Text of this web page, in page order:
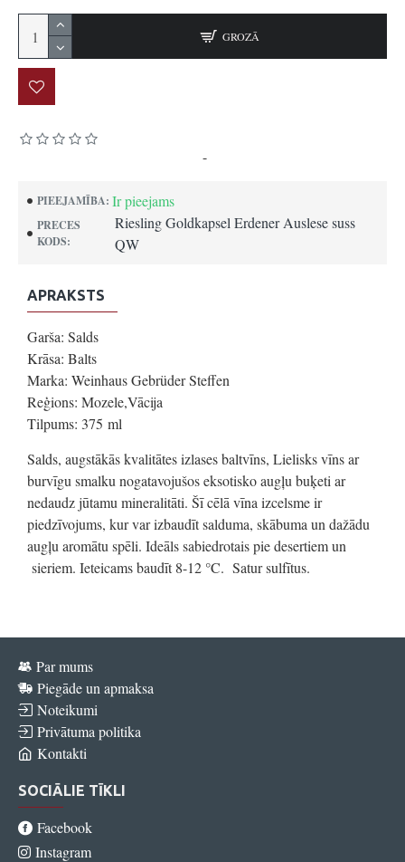
PIEEJAMĪBA: Ir pieejams
PRECES
KODS:
Riesling Goldkapsel Erdener Auslese suss
QW
-
GROZĀ
APRAKSTS
Garša: Salds
Krāsa: Balts
Marka: Weinhaus Gebrüder Steffen
Reģions: Mozele,Vācija
Tilpums: 375 ml
Salds, augstākās kvalitātes izlases baltvīns, Lielisks vīns ar
burvīgu smalku nogatavojušos eksotisko augļu buķeti ar
nedaudz jūtamu mineralitāti. Šī cēlā vīna izcelsme ir
piedzīvojums, kur var izbaudīt salduma, skābuma un dažādu
augļu aromātu spēli. Ideāls sabiedrotais pie desertiem un
sieriem. Ieteicams baudīt 8-12 °C. Satur sulfītus.
Par mums
Piegāde un apmaksa
Noteikumi
Privātuma politika
Kontakti
SOCIĀLIE TĪKLI
Facebook
Instagram